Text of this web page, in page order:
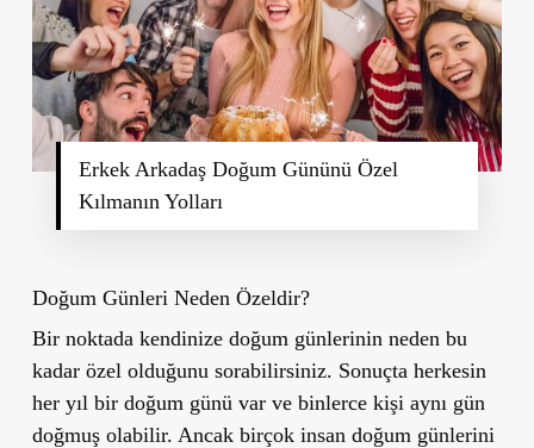
Erkek Arkadaş Doğum Gününü Özel
Kılmanın Yolları
Doğum Günleri Neden Özeldir?
Bir noktada kendinize doğum günlerinin neden bu
kadar özel olduğunu sorabilirsiniz. Sonuçta herkesin
her yıl bir doğum günü var ve binlerce kişi aynı gün
doğmuş olabilir. Ancak birçok insan doğum günlerini